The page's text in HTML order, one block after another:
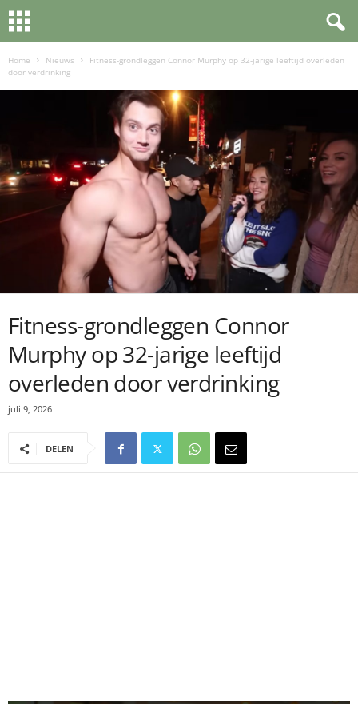
Home Nieuws
Fitness-grondleggen Connor Murphy op 32-jarige leeftijd overleden
door verdrinking
Fitness-grondleggen Connor
Murphy op 32-jarige leeftijd
overleden door verdrinking
juli 9, 2026
DELEN